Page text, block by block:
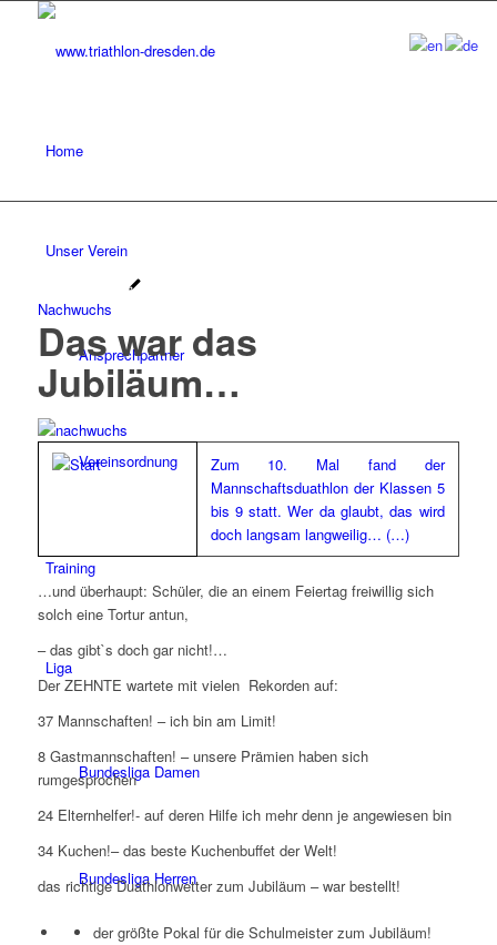
Home
Unser Verein
Ansprechpartner
Vereinsordnung
Training
Liga
Bundesliga Damen
Bundesliga Herren
Nachwuchs
Das war das
Jubiläum…
Zum 10. Mal fand der
Mannschaftsduathlon der Klassen 5
bis 9 statt. Wer da glaubt, das wird
doch langsam langweilig… (…)
…und überhaupt: Schüler, die an einem Feiertag freiwillig sich
solch eine Tortur antun,
– das gibt`s doch gar nicht!…
Der ZEHNTE wartete mit vielen Rekorden auf:
37 Mannschaften! – ich bin am Limit!
8 Gastmannschaften! – unsere Prämien haben sich
rumgesprochen
24 Elternhelfer!-auf deren Hilfe ich mehr denn je angewiesen bin
34 Kuchen!– das beste Kuchenbuffet der Welt!
das richtige Duathlonwetter zum Jubiläum – war bestellt!
der größte Pokal für die Schulmeister zum Jubiläum!